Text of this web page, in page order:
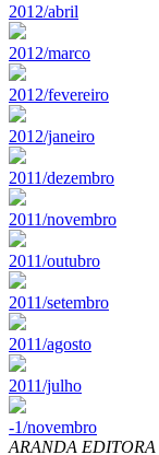
2012/abril
2012/marco
2012/fevereiro
2012/janeiro
2011/dezembro
2011/novembro
2011/outubro
2011/setembro
2011/agosto
2011/julho
-1/novembro
ARANDA